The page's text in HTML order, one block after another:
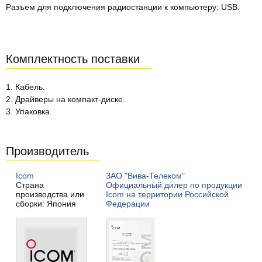
Разъем для подключения радиостанции к компьютеру: USB.
Комплектность поставки
1. Кабель.
2. Драйверы на компакт-диске.
3. Упаковка.
Производитель
Icom
Страна
производства или
сборки: Япония
ЗАО "Вива-Телеком"
Официальный дилер по продукции
Icom на территории Российской
Федерации